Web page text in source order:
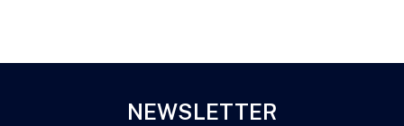
NEWSLETTER